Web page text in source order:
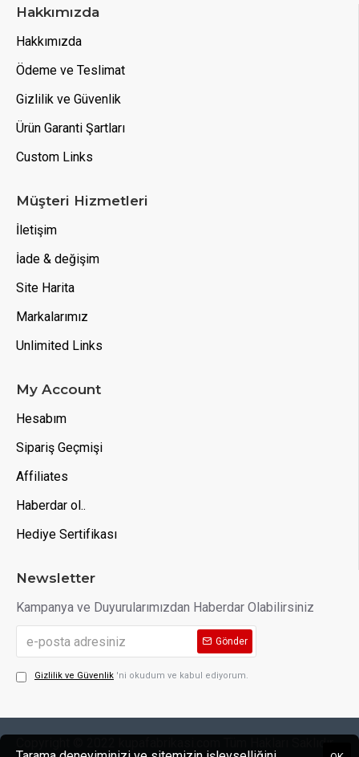
Hakkımızda
Hakkımızda
Ödeme ve Teslimat
Gizlilik ve Güvenlik
Ürün Garanti Şartları
Custom Links
Müşteri Hizmetleri
İletişim
İade & değişim
Site Harita
Markalarımız
Unlimited Links
My Account
Hesabım
Sipariş Geçmişi
Affiliates
Haberdar ol..
Hediye Sertifikası
Newsletter
Kampanya ve Duyurularımızdan Haberdar Olabilirsiniz
Gönder
Gizlilik ve Güvenlik 'ni okudum ve kabul ediyorum.